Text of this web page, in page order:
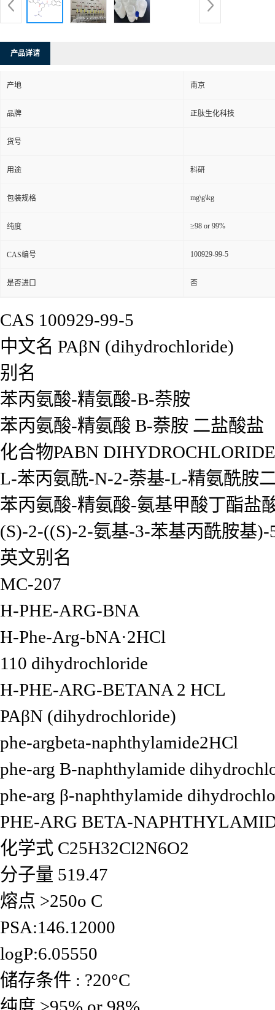
产品详请
产地 南京
品牌 正肽生化科技
货号
用途 科研
包装规格 mg\g\kg
纯度 ≥98 or 99%
CAS编号 100929-99-5
是否进口 否
CAS 100929-99-5
中文名 PAβN (dihydrochloride)
别名
苯丙氨酸-精氨酸-Β-萘胺
苯丙氨酸-精氨酸 Β-萘胺 二盐酸盐
化合物PAΒN DIHYDROCHLORIDE
L-苯丙氨酰-N-2-萘基-L-精氨酰胺
苯丙氨酸-精氨酸-氨基甲酸丁酯盐
(S)-2-((S)-2-氨基-3-苯基丙酰胺基
英文别名
MC-207
H-PHE-ARG-ΒNA
H-Phe-Arg-bNA·2HCl
110 dihydrochloride
H-PHE-ARG-BETANA 2 HCL
PAβN (dihydrochloride)
phe-argbeta-naphthylamide2HCl
phe-arg B-naphthylamide
phe-arg β-naphthylamide
PHE-ARG BETA-
化学式 C25H32Cl2N6O2
分子量 519.47
熔点 >250o C
PSA:146.12000
logP:6.05550
储存条件 : ?20°C